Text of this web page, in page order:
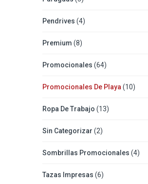
Pendrives (4)
Premium (8)
Promocionales (64)
Promocionales De Playa (10)
Ropa De Trabajo (13)
Sin Categorizar (2)
Sombrillas Promocionales (4)
Tazas Impresas (6)